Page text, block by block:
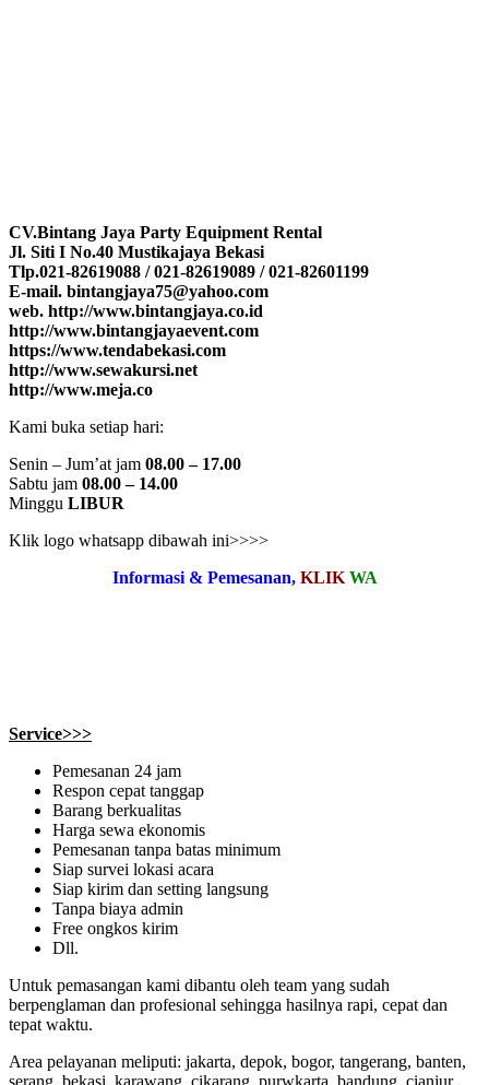
CV.Bintang Jaya Party Equipment Rental
Jl. Siti I No.40 Mustikajaya Bekasi
Tlp.021-82619088 / 021-82619089 / 021-82601199
E-mail. bintangjaya75@yahoo.com
web. http://www.bintangjaya.co.id
http://www.bintangjayaevent.com
https://www.tendabekasi.com
http://www.sewakursi.net
http://www.meja.co
Kami buka setiap hari:
Senin – Jum’at jam 08.00 – 17.00
Sabtu jam 08.00 – 14.00
Minggu LIBUR
Klik logo whatsapp dibawah ini>>>>
Informasi & Pemesanan, KLIK WA
Service>>>
Pemesanan 24 jam
Respon cepat tanggap
Barang berkualitas
Harga sewa ekonomis
Pemesanan tanpa batas minimum
Siap survei lokasi acara
Siap kirim dan setting langsung
Tanpa biaya admin
Free ongkos kirim
Dll.
Untuk pemasangan kami dibantu oleh team yang sudah
berpenglaman dan profesional sehingga hasilnya rapi, cepat dan
tepat waktu.
Area pelayanan meliputi: jakarta, depok, bogor, tangerang, banten,
serang, bekasi, karawang, cikarang, purwkarta, bandung, cianjur,